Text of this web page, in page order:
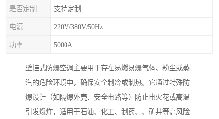
是否定制 支持定制
电源 220V/380V/50Hz
功率 5000A
壁挂式防爆空调主要用于存在易燃易爆气体、粉尘或蒸
汽的危险环境中，确保安全制冷或制热。它通过特殊防
爆设计（如隔爆外壳、安全电路等）防止电火花或高温
引发爆炸，适用于石油、化工、制药、、矿井等高风险